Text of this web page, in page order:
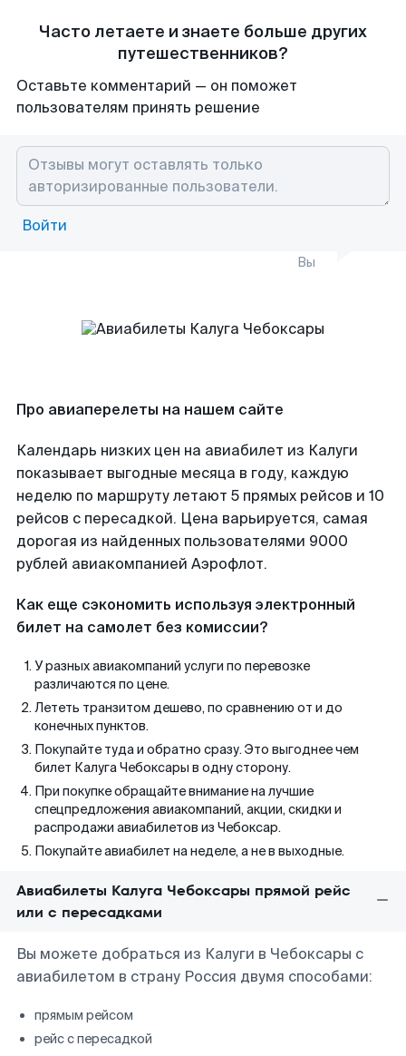
Часто летаете и знаете больше других
путешественников?
Оставьте комментарий — он поможет
пользователям принять решение
Войти
Вы
Про авиаперелеты на нашем сайте
Календарь низких цен на авиабилет из Калуги
показывает выгодные месяца в году, каждую
неделю по маршруту летают 5 прямых рейсов и 10
рейсов с пересадкой. Цена варьируется, самая
дорогая из найденных пользователями 9000
рублей авиакомпанией Аэрофлот.
Как еще сэкономить используя электронный
билет на самолет без комиссии?
У разных авиакомпаний услуги по перевозке
различаются по цене.
Лететь транзитом дешево, по сравнению от и до
конечных пунктов.
Покупайте туда и обратно сразу. Это выгоднее чем
билет Калуга Чебоксары в одну сторону.
При покупке обращайте внимание на лучшие
спецпредложения авиакомпаний, акции, скидки и
распродажи авиабилетов из Чебоксар.
Покупайте авиабилет на неделе, а не в выходные.
Авиабилеты Калуга Чебоксары прямой рейс
или с пересадками
Вы можете добраться из Калуги в Чебоксары с
авиабилетом в страну Россия двумя способами:
прямым рейсом
рейс с пересадкой